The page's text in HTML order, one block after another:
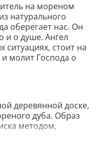
на мореном
натурального
оберегает нас. Он
и о душе. Ангел
ситуациях, стоит на
молит Господа о
деревянной доске,
дуба. Образ
методом,
православной